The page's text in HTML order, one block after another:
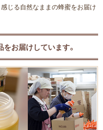
じる自然なままの蜂蜜をお届け
お届けしています。